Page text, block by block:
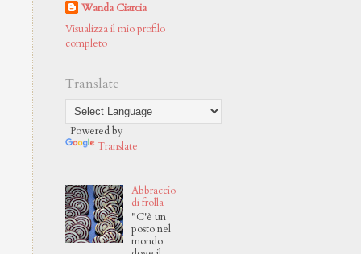
Wanda Ciarcia
Visualizza il mio profilo
completo
Translate
Powered by
Translate
Abbraccio
di frolla
"C'è un
posto nel
mondo